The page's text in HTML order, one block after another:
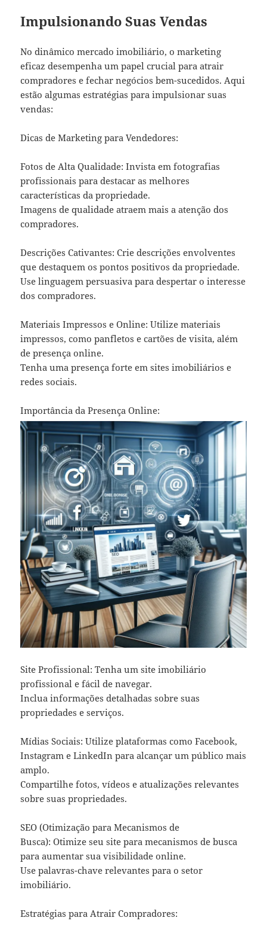
Impulsionando Suas Vendas
No dinâmico mercado imobiliário, o marketing
eficaz desempenha um papel crucial para atrair
compradores e fechar negócios bem-sucedidos. Aqui
estão algumas estratégias para impulsionar suas
vendas:
Dicas de Marketing para Vendedores:
Fotos de Alta Qualidade: Invista em fotografias
profissionais para destacar as melhores
características da propriedade.
Imagens de qualidade atraem mais a atenção dos
compradores.
Descrições Cativantes: Crie descrições envolventes
que destaquem os pontos positivos da propriedade.
Use linguagem persuasiva para despertar o interesse
dos compradores.
Materiais Impressos e Online: Utilize materiais
impressos, como panfletos e cartões de visita, além
de presença online.
Tenha uma presença forte em sites imobiliários e
redes sociais.
Importância da Presença Online:
Site Profissional: Tenha um site imobiliário
profissional e fácil de navegar.
Inclua informações detalhadas sobre suas
propriedades e serviços.
Mídias Sociais: Utilize plataformas como Facebook,
Instagram e LinkedIn para alcançar um público mais
amplo.
Compartilhe fotos, vídeos e atualizações relevantes
sobre suas propriedades.
SEO (Otimização para Mecanismos de
Busca): Otimize seu site para mecanismos de busca
para aumentar sua visibilidade online.
Use palavras-chave relevantes para o setor
imobiliário.
Estratégias para Atrair Compradores: